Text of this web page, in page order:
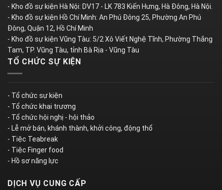
- Kho đồ sự kiện Hà Nội: DV17 - LK 783 Kiến Hưng, Hà Đông, Hà Nội.
- Kho đồ sự kiện Hồ Chí Minh: An Phú Đông 25, Phường An Phú
Đông, Quận 12, Hồ Chí Minh
- Kho đồ sự kiện Vũng Tàu: 5/2 Xô Viết Nghệ Tĩnh, Phường Thắng
Tam, TP. Vũng Tàu, tỉnh Bà Rịa - Vũng Tàu
TỔ CHỨC SỰ KIỆN
- Tổ chức sự kiện
- Tổ chức khai trương
- Tổ chức hội nghị - hội thảo
- Lễ mở bán, khánh thành, khởi công, động thổ
- Tiệc Teabreak
- Tiệc Finger food
- Hồ sơ năng lực
DỊCH VỤ CUNG CẤP